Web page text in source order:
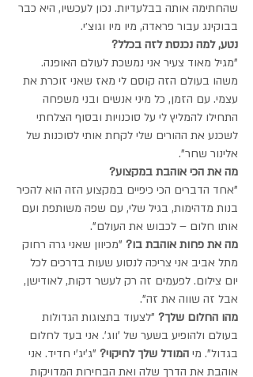
שהחתימה אותה בבלעדיות. נכון לעכשיו, היא כבר
בבוקינג עבור פראדה, מיו מיו וגוצ׳י.
נטע, למה נכנסת לזה בכלל?
"מגיל מאוד צעיר אני נמשכת לעולם האופנה.
משהו בעולם הזה קוסם לי מאז שאני זוכרת את
עצמי. עם הזמן, כל מיני אנשים ובני משפחה
התחילו להמליץ לי על סוכנויות ובסוף הצלחתי
לשכנע את ההורים שלי לקחת אותי לסוכנות של
אלינור שחר".
מה את הכי אוהבת במקצוע?
"אחד הדברים הכי כיפיים במקצוע הזה הוא להכיר
בנות מדהימות, בגיל שלי, עם שפה משותפת ועם
אותו חלום – לכבוש את העולם".
מה את פחות אוהבת בו? "מכיוון שאני גרה רחוק
מתל אביב אני צריכה לנסוע שעות בדרכים לכל
יום צילום. לפעמים זה רק לעשר דקות, לאודישן,
אבל זה שווה את זה".
מהו החלום שלך? "לצעוד בתצוגות הגדולות
בעולם ולהופיע בשער של 'ווג'. אני בעד לחלום
בגדול". מי המודל שלך לחיקוי? "ג'יג'י חדיד. אני
אוהבת את הדרך שלה ואת הבחירות המדויקות